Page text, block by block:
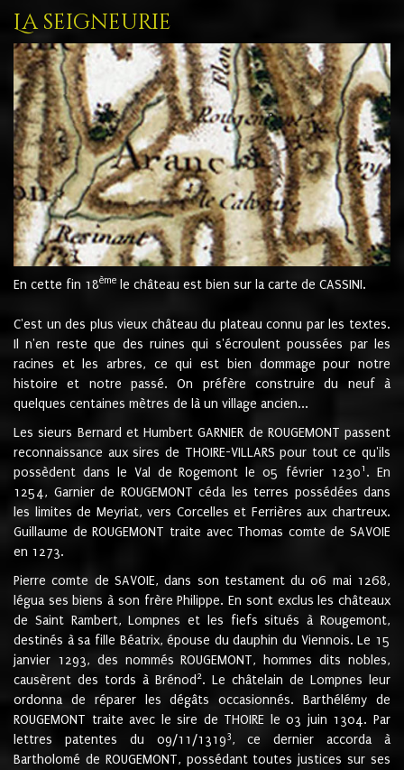
La seigneurie
En cette fin 18ème le château est bien sur la carte de CASSINI.
C'est un des plus vieux château du plateau connu par les textes.
Il n'en reste que des ruines qui s'écroulent poussées par les
racines et les arbres, ce qui est bien dommage pour notre
histoire et notre passé. On préfère construire du neuf à
quelques centaines mètres de là un village ancien...
Les sieurs Bernard et Humbert GARNIER de ROUGEMONT passent
reconnaissance aux sires de THOIRE-VILLARS pour tout ce qu'ils
possèdent dans le Val de Rogemont le 05 février 12301 . En
1254, Garnier de ROUGEMONT céda les terres possédées dans
les limites de Meyriat, vers Corcelles et Ferrières aux chartreux.
Guillaume de ROUGEMONT traite avec Thomas comte de SAVOIE
en 1273.
Pierre comte de SAVOIE, dans son testament du 06 mai 1268,
légua ses biens à son frère Philippe. En sont exclus les châteaux
de Saint Rambert, Lompnes et les fiefs situés à Rougemont,
destinés à sa fille Béatrix, épouse du dauphin du Viennois. Le 15
janvier 1293, des nommés ROUGEMONT, hommes dits nobles,
causèrent des tords à Brénod 2. Le châtelain de Lompnes leur
ordonna de réparer les dégâts occasionnés. Barthélémy de
ROUGEMONT traite avec le sire de THOIRE le 03 juin 1304. Par
lettres patentes du 09/11/13193, ce dernier accorda à
Bartholomé de ROUGEMONT, possédant toutes justices sur ses